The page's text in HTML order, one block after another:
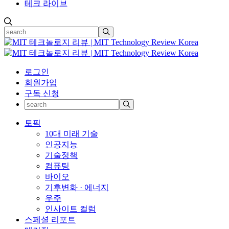
테크 라이브
로그인
회원가입
구독 신청
토픽
10대 미래 기술
인공지능
기술정책
컴퓨팅
바이오
기후변화 · 에너지
우주
인사이트 컬럼
스페셜 리포트